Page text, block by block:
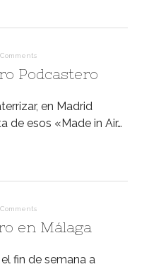
Podcastero
en Madrid
de esos «Made in Air…
Comments
en Málaga
fin de semana a